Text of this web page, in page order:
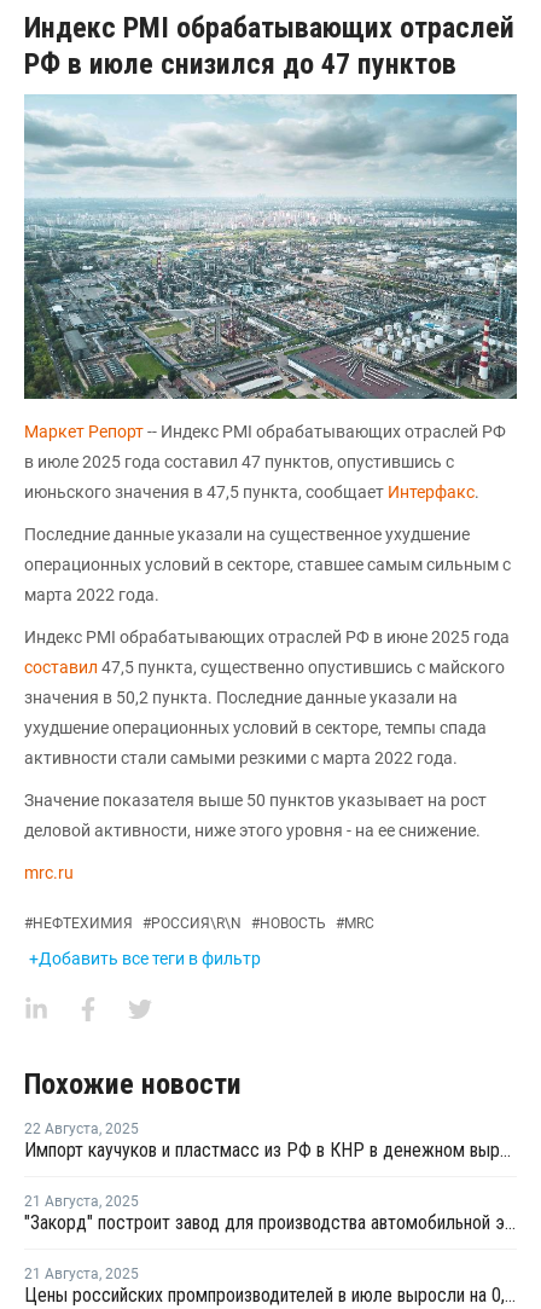
Индекс PMI обрабатывающих отраслей
РФ в июле снизился до 47 пунктов
Маркет Репорт-- Индекс PMI обрабатывающих отраслей РФ
в июле 2025 года составил 47 пунктов, опустившись с
июньского значения в 47,5 пункта, сообщает Интерфакс.
Последние данные указали на существенное ухудшение
операционных условий в секторе, ставшее самым сильным с
марта 2022 года.
Индекс PMI обрабатывающих отраслей РФ в июне 2025 года
составил 47,5 пункта, существенно опустившись с майского
значения в 50,2 пункта. Последние данные указали на
ухудшение операционных условий в секторе, темпы спада
активности стали самыми резкими с марта 2022 года.
Значение показателя выше 50 пунктов указывает на рост
деловой активности, ниже этого уровня - на ее снижение.
mrc.ru
#НЕФТЕХИМИЯ #РОССИЯ\R\N #НОВОСТЬ #MRC
+Добавить все теги в фильтр
Похожие новости
22 Августа, 2025
Импорт каучуков и пластмасс из РФ в КНР в денежном выражении вырос почти на 30%
21 Августа, 2025
"Закорд" построит завод для производства автомобильной электроники
21 Августа, 2025
Цены российских промпроизводителей в июле выросли на 0,9%